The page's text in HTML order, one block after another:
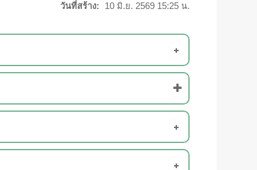
วันที่สร้าง: 10 มิ.ย. 2569 15:25 น.